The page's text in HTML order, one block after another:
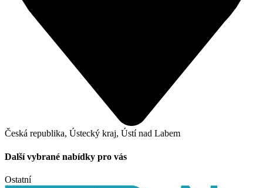
Česká republika, Ústecký kraj, Ústí nad Labem
Další vybrané nabídky pro vás
Ostatní